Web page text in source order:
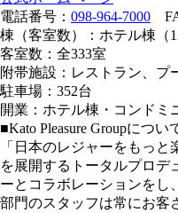
電話番号： 098-964-7000
棟（客室数）：ホテル棟（
客室数：全333室
附帯施設：レストラン、プ
駐車場：352台
開業：ホテル棟・コンドミ
■Kato Pleasure Groupについ
「日本のレジャーをもっ
を展開するトータルプロデ
ーとコラボレーションをし
部門のスタッフは常にお客